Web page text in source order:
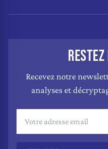
Recevez notre
analyses et